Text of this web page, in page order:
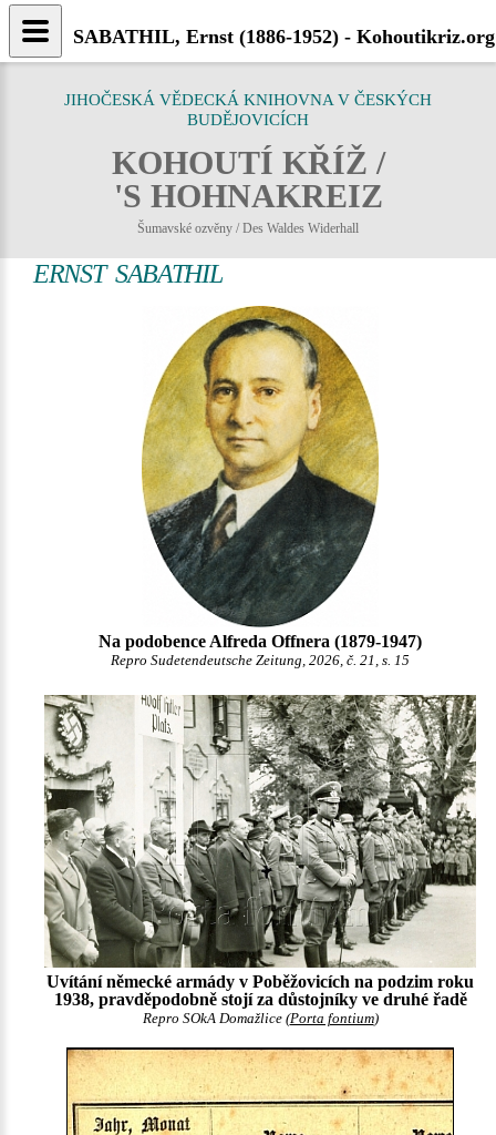
JIHOČESKÁ VĚDECKÁ KNIHOVNA V ČESKÝCH
BUDĚJOVICÍCH
KOHOUTÍ KŘÍŽ /
'S HOHNAKREIZ
Šumavské ozvěny / Des Waldes Widerhall
ERNST SABATHIL
Na podobence Alfreda Offnera (1879-1947)
Repro Sudetendeutsche Zeitung, 2026, č. 21, s. 15
Uvítání německé armády v Poběžovicích na podzim roku
1938, pravděpodobně stojí za důstojníky ve druhé řadě
Repro SOkA Domažlice (Porta fontium)
SABATHIL, Ernst (1886-1952) - Kohoutikriz.org